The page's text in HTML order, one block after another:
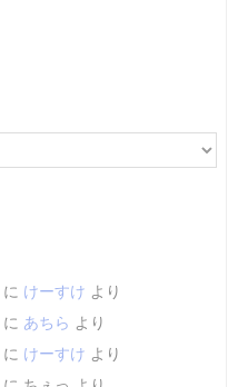
に けーすけ より
に あちら より
に けーすけ より